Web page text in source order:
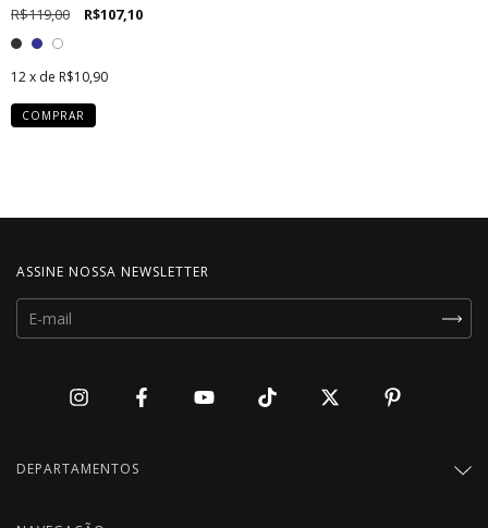
R$119,00 R$107,10
12x de R$10,90
COMPRAR
ASSINE NOSSA NEWSLETTER
DEPARTAMENTOS